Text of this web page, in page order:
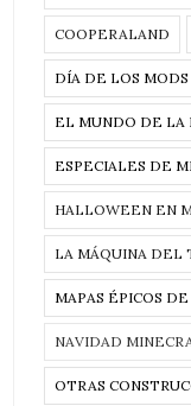
COOPERALAND
DÍA DE LOS
EL MUNDO DE LA
ESPECIALES DE
HALLOWEEN EN
LA MÁQUINA DEL
MAPAS ÉPICOS
NAVIDAD
OTRAS